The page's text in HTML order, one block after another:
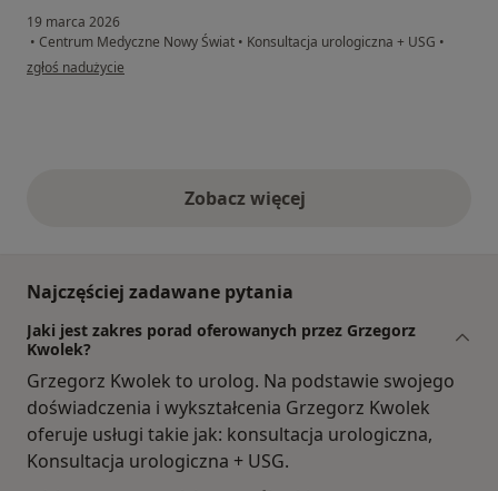
19 marca 2026
• Centrum Medyczne Nowy Świat • Konsultacja urologiczna + USG •
w opinii użytkownika Stefan
zgłoś nadużycie
Zobacz więcejopinie powyżej
Najczęściej zadawane pytania
Jaki jest zakres porad oferowanych przez Grzegorz
Kwolek?
Grzegorz Kwolek to urolog. Na podstawie swojego
doświadczenia i wykształcenia Grzegorz Kwolek
oferuje usługi takie jak: konsultacja urologiczna,
Konsultacja urologiczna + USG.